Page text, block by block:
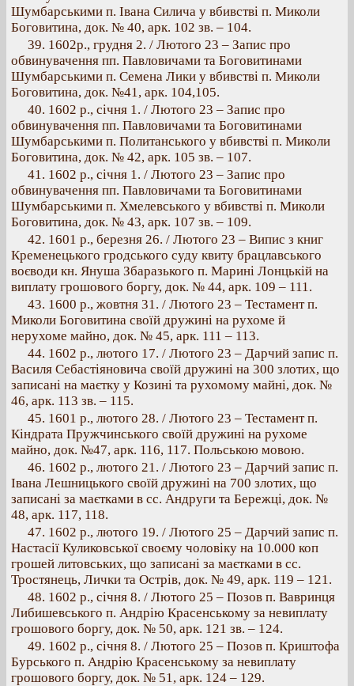
Шумбарськими п. Івана Силича у вбивстві п. Миколи
Боговитина, док. № 40, арк. 102 зв. – 104.
39. 1602р., грудня 2. / Лютого 23 – Запис про
обвинувачення пп. Павловичами та Боговитинами
Шумбарськими п. Семена Лики у вбивстві п. Миколи
Боговитина, док. №41, арк. 104,105.
40. 1602 р., січня 1. / Лютого 23 – Запис про
обвинувачення пп. Павловичами та Боговитинами
Шумбарськими п. Политанського у вбивстві п. Миколи
Боговитина, док. № 42, арк. 105 зв. – 107.
41. 1602 р., січня 1. / Лютого 23 – Запис про
обвинувачення пп. Павловичами та Боговитинами
Шумбарськими п. Хмелевського у вбивстві п. Миколи
Боговитина, док. № 43, арк. 107 зв. – 109.
42. 1601 р., березня 26. / Лютого 23 – Випис з книг
Кременецького гродського суду квиту брацлавського
воєводи кн. Януша Збаразького п. Марині Лонцькій на
виплату грошового боргу, док. № 44, арк. 109 – 111.
43. 1600 р., жовтня 31. / Лютого 23 – Тестамент п.
Миколи Боговитина своїй дружині на рухоме й
нерухоме майно, док. № 45, арк. 111 – 113.
44. 1602 р., лютого 17. / Лютого 23 – Дарчий запис п.
Василя Себастіяновича своїй дружині на 300 злотих, що
записані на маєтку у Козині та рухомому майні, док. №
46, арк. 113 зв. – 115.
45. 1601 p., лютого 28. / Лютого 23 – Тестамент п.
Кіндрата Пружчинського своїй дружині на рухоме
майно, док. №47, арк. 116, 117. Польською мовою.
46. 1602 p., лютого 21. / Лютого 23 – Дарчий запис п.
Івана Лешницького своїй дружині на 700 злотих, що
записані за маєтками в сс. Андруги та Бережці, док. №
48, арк. 117, 118.
47. 1602 p., лютого 19. / Лютого 25 – Дарчий запис п.
Настасії Куликовської своєму чоловіку на 10.000 коп
грошей литовських, що записані за маєтками в сс.
Тростянець, Лички та Острів, док. № 49, арк. 119 – 121.
48. 1602 p., січня 8. / Лютого 25 – Позов п. Вавринця
Либишевського п. Андрію Красенському за невиплату
грошового боргу, док. № 50, арк. 121 зв. – 124.
49. 1602 p., січня 8. / Лютого 25 – Позов п. Криштофа
Бурського п. Андрію Красенському за невиплату
грошового боргу, док. № 51, арк. 124 – 129.